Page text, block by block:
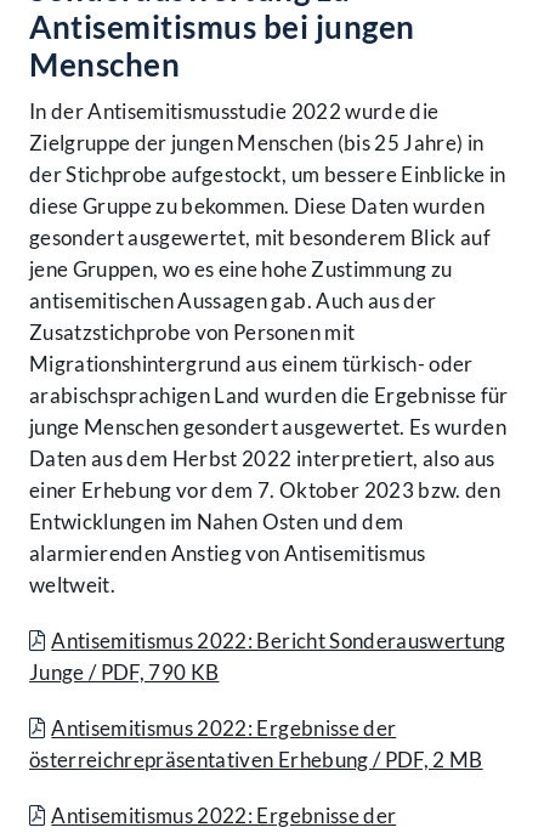
Antisemitismus bei jungen
Menschen
In der Antisemitismusstudie 2022 wurde die
Zielgruppe der jungen Menschen (bis 25 Jahre) in
der Stichprobe aufgestockt, um bessere Einblicke in
diese Gruppe zu bekommen. Diese Daten wurden
gesondert ausgewertet, mit besonderem Blick auf
jene Gruppen, wo es eine hohe Zustimmung zu
antisemitischen Aussagen gab. Auch aus der
Zusatzstichprobe von Personen mit
Migrationshintergrund aus einem türkisch- oder
arabischsprachigen Land wurden die Ergebnisse für
junge Menschen gesondert ausgewertet. Es wurden
Daten aus dem Herbst 2022 interpretiert, also aus
einer Erhebung vor dem 7. Oktober 2023 bzw. den
Entwicklungen im Nahen Osten und dem
alarmierenden Anstieg von Antisemitismus
weltweit.
Antisemitismus 2022: Bericht Sonderauswertung
Junge / PDF, 790 KB
Antisemitismus 2022: Ergebnisse der
österreichrepräsentativen Erhebung / PDF, 2 MB
Antisemitismus 2022: Ergebnisse der